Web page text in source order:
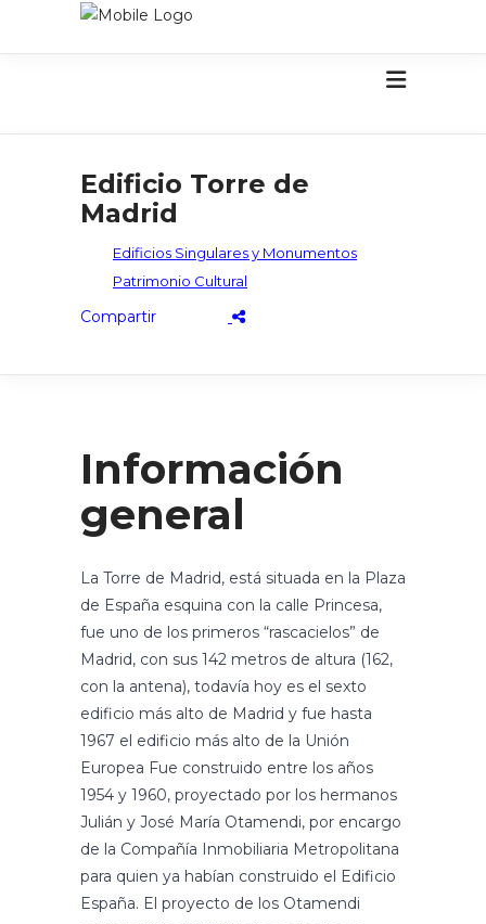
Edificio Torre de
Madrid
Edificios Singulares y Monumentos
Patrimonio Cultural
Información
general
La Torre de Madrid, está situada en la Plaza
de España esquina con la calle Princesa,
fue uno de los primeros “rascacielos” de
Madrid, con sus 142 metros de altura (162,
con la antena), todavía hoy es el sexto
edificio más alto de Madrid y fue hasta
1967 el edificio más alto de la Unión
Europea Fue construido entre los años
1954 y 1960, proyectado por los hermanos
Julián y José María Otamendi, por encargo
de la Compañía Inmobiliaria Metropolitana
para quien ya habían construido el Edificio
España. El proyecto de los Otamendi